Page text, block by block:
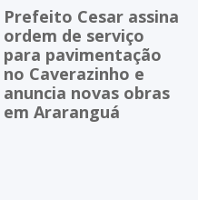
Prefeito Cesar assina
ordem de serviço
para pavimentação
no Caverazinho e
anuncia novas obras
em Araranguá